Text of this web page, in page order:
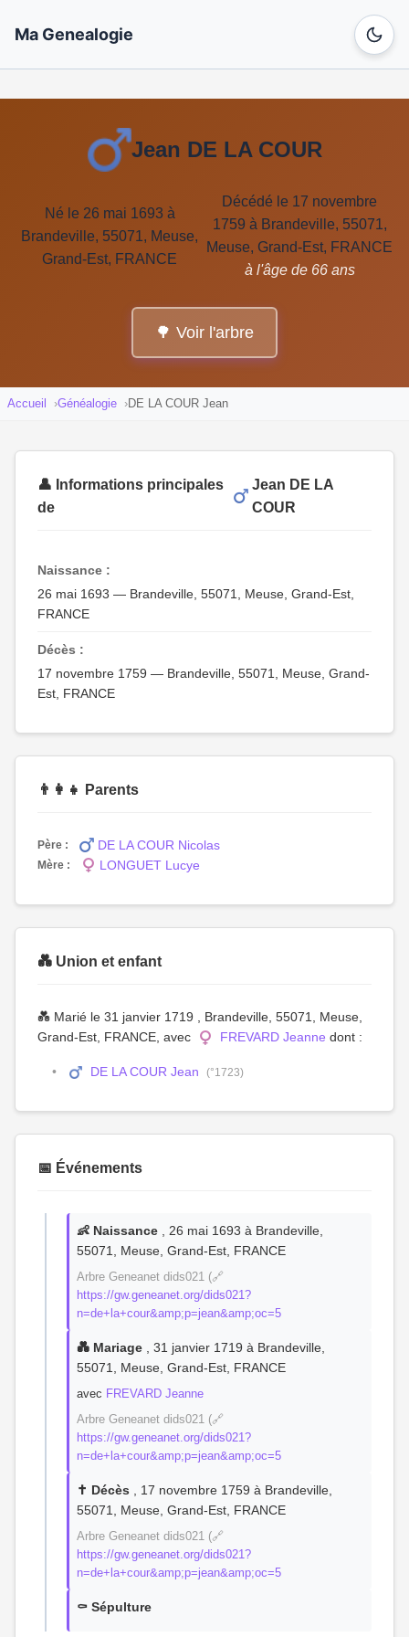
Ma Genealogie
Jean DE LA COUR
Né le 26 mai 1693 à
Brandeville, 55071, Meuse,
Grand-Est, FRANCE
Décédé le 17 novembre
1759 à Brandeville, 55071,
Meuse, Grand-Est, FRANCE
à l'âge de 66 ans
🌳 Voir l'arbre
Accueil Généalogie DE LA COUR Jean
👤 Informations principales
de
Jean DE LA
COUR
Naissance :
26 mai 1693 — Brandeville, 55071, Meuse, Grand-Est,
FRANCE
Décès :
17 novembre 1759 — Brandeville, 55071, Meuse, Grand-
Est, FRANCE
👨‍👩‍👧 Parents
Père : DE LA COUR Nicolas
Mère : LONGUET Lucye
💑 Union et enfant
💑 Marié le 31 janvier 1719 , Brandeville, 55071, Meuse,
Grand-Est, FRANCE, avec
FREVARD Jeanne dont :
DE LA COUR Jean (°1723)
📅 Événements
👶 Naissance , 26 mai 1693 à Brandeville,
55071, Meuse, Grand-Est, FRANCE
Arbre Geneanet dids021 (🔗
https://gw.geneanet.org/dids021?
n=de+la+cour&amp;p=jean&amp;oc=5
💑 Mariage , 31 janvier 1719 à Brandeville,
55071, Meuse, Grand-Est, FRANCE
avec FREVARD Jeanne
Arbre Geneanet dids021 (🔗
https://gw.geneanet.org/dids021?
n=de+la+cour&amp;p=jean&amp;oc=5
✝️ Décès , 17 novembre 1759 à Brandeville,
55071, Meuse, Grand-Est, FRANCE
Arbre Geneanet dids021 (🔗
https://gw.geneanet.org/dids021?
n=de+la+cour&amp;p=jean&amp;oc=5
⚰️ Sépulture